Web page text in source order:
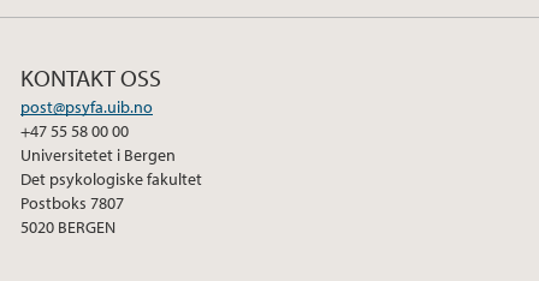
KONTAKT OSS
post@psyfa.uib.no
+47 55 58 00 00
Universitetet i Bergen
Det psykologiske fakultet
Postboks 7807
5020 BERGEN